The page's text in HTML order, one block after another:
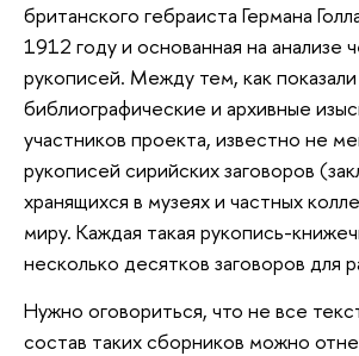
британского гебраиста Германа
1912 году и основанная на анализе
рукописей. Между тем, как показали
библиографические и архивные
участников проекта, известно не
рукописей сирийских заговоров
хранящихся в музеях и частных
миру. Каждая такая рукопись-
несколько десятков заговоров для
Нужно оговориться, что не все
состав таких сборников можно